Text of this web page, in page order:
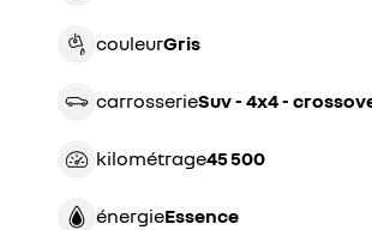
couleur gris
carrosserie suv - 4x4 -
kilométrage 45 500
énergie essence